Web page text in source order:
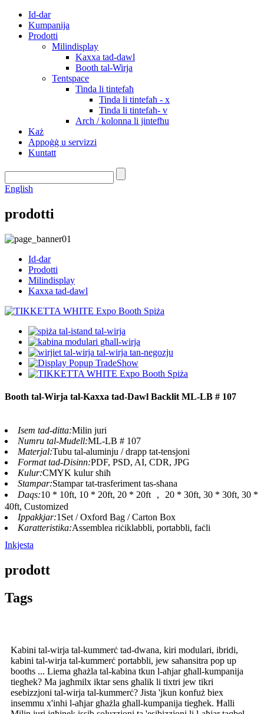
Id-dar
Kumpanija
Prodotti
Milindisplay
Kaxxa tad-dawl
Booth tal-Wirja
Tentspace
Tinda li tintefaħ
Tinda li tintefaħ - x
Tinda li tintefaħ- v
Arch / kolonna li jintefħu
Każ
Appoġġ u servizzi
Kuntatt
English
prodotti
Id-dar
Prodotti
Milindisplay
Kaxxa tad-dawl
Booth tal-Wirja tal-Kaxxa tad-Dawl Backlit ML-LB # 107
Isem tad-ditta:Milin juri
Numru tal-Mudell:ML-LB # 107
Materjal:Tubu tal-aluminju / drapp tat-tensjoni
Format tad-Disinn:PDF, PSD, AI, CDR, JPG
Kulur:CMYK kulur sħiħ
Stampar:Stampar tat-trasferiment tas-sħana
Daqs:10 * 10ft, 10 * 20ft, 20 * 20ft ， 20 * 30ft, 30 * 30ft, 30 *
40ft, Customized
Ippakkjar:1Set / Oxford Bag / Carton Box
Karatteristika:Assemblea riċiklabbli, portabbli, faċli
Inkjesta
prodott
Tags
Kabini tal-wirja tal-kummerċ tad-dwana, kiri modulari, ibridi,
kabini tal-wirja tal-kummerċ portabbli, jew saħansitra pop up
booths ... Liema għażla tal-kabina tkun l-aħjar għall-kumpanija
tiegħek? Ma jagħmilx iktar sens għalik li tixtri jew tikri
esebizzjoni tal-wirja tal-kummerċ? Jista 'jkun konfuż biex
insemmu x'inhi l-aħjar għażla għall-kumpanija tiegħek. Ħalli